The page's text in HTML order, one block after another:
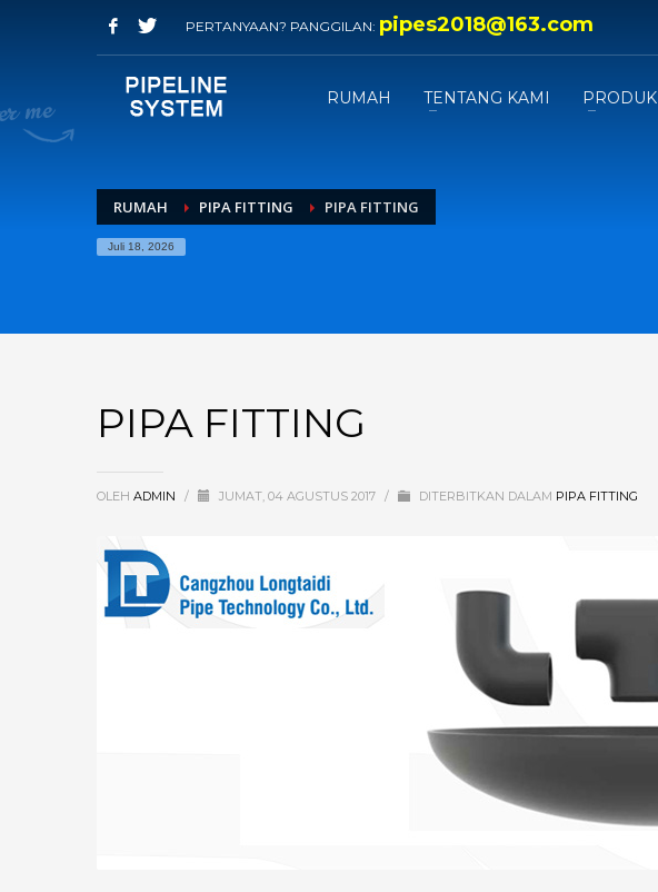
PERTANYAAN? PANGGILAN: pipes2018@163.com
RUMAH TENTANG KAMI PRODUK
RUMAH PIPA FITTING PIPA FITTING
Juli 18, 2026
PIPA FITTING
OLEH ADMIN / JUMAT, 04 AGUSTUS 2017 / DITERBITKAN DALAM PIPA FITTING